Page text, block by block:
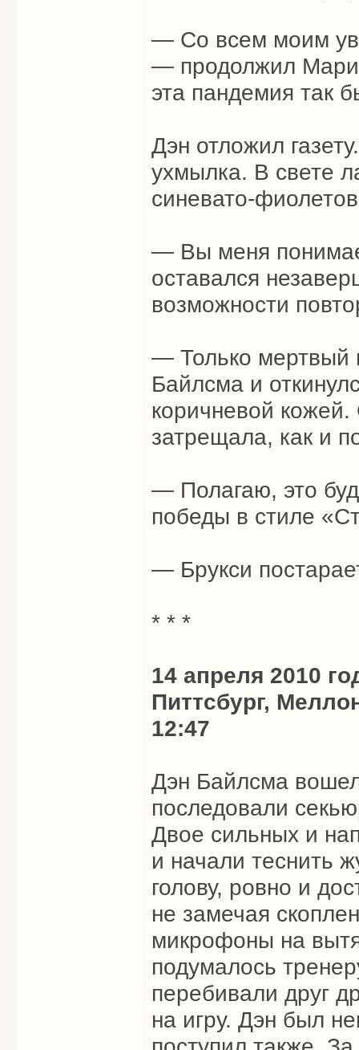
— Со всем моим
— продолжил
эта пандемия так
Дэн отложил
ухмылка. В свете
синевато-
— Вы меня
оставался
возможности
— Только
Байлсма и
коричневой
затрещала, как и
— Полагаю, это
победы в стиле
— Брукси
* * *
14 апреля 2010
Питтсбург,
12:47
Дэн Байлсма
последовали
Двое сильных и
и начали теснить
голову, ровно и
не замечая
микрофоны на
подумалось
перебивали друг
на игру. Дэн был